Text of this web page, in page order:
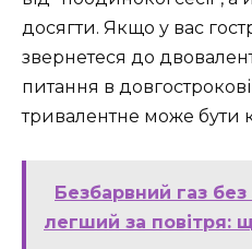
досягти. Якщо у вас
звернетеся до
питання в
тривалентне може
Безбарвний газ
легший за повітря: